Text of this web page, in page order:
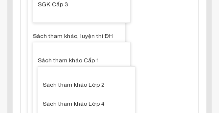
SGK Cấp 3
Sách tham khảo, luyện thi ĐH
Sách tham khảo Cấp 1
Sách tham khảo Lớp 2
Sách tham khảo Lớp 4